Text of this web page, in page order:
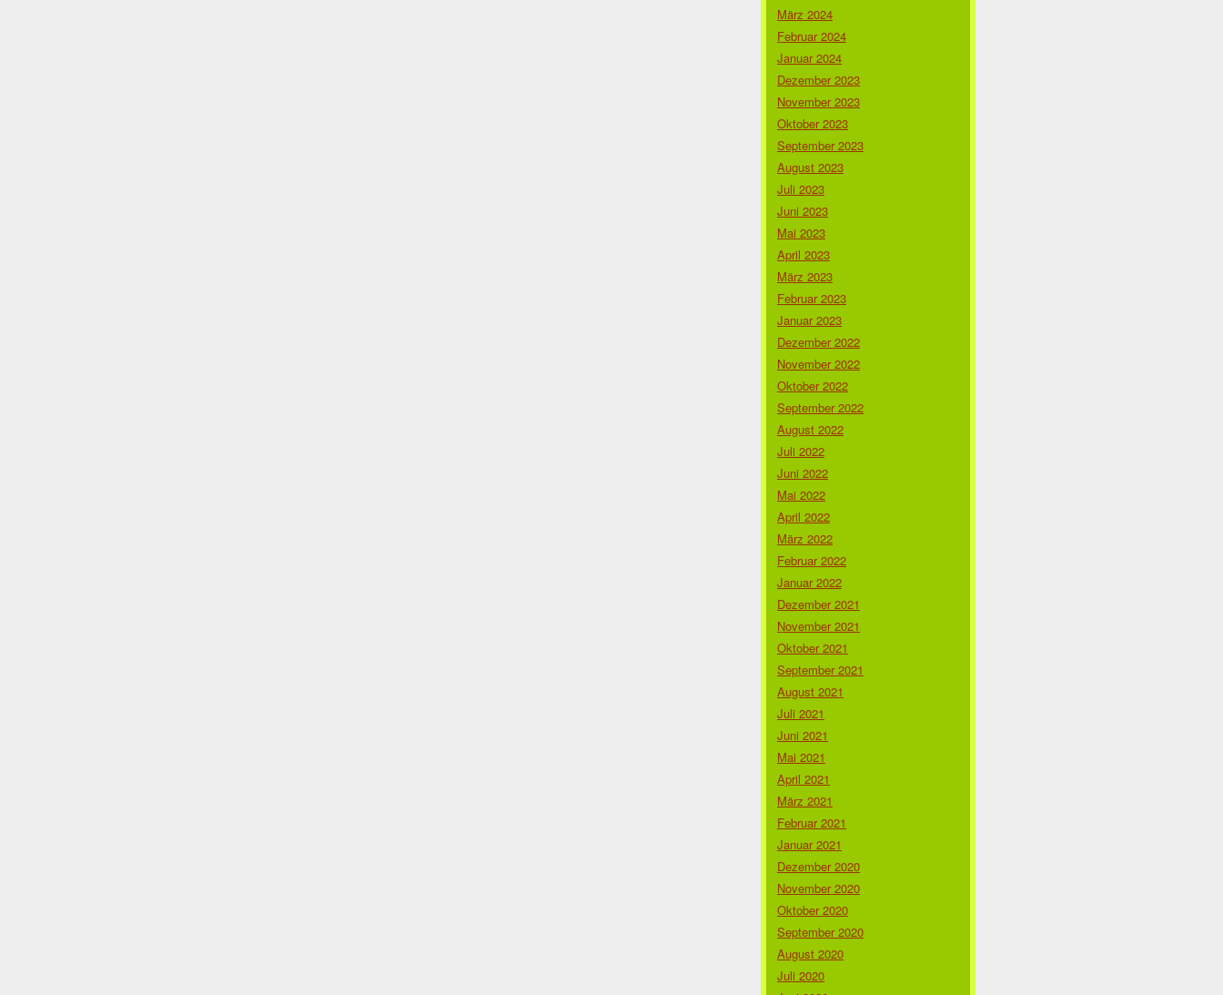
März 2024
Februar 2024
Januar 2024
Dezember 2023
November 2023
Oktober 2023
September 2023
August 2023
Juli 2023
Juni 2023
Mai 2023
April 2023
März 2023
Februar 2023
Januar 2023
Dezember 2022
November 2022
Oktober 2022
September 2022
August 2022
Juli 2022
Juni 2022
Mai 2022
April 2022
März 2022
Februar 2022
Januar 2022
Dezember 2021
November 2021
Oktober 2021
September 2021
August 2021
Juli 2021
Juni 2021
Mai 2021
April 2021
März 2021
Februar 2021
Januar 2021
Dezember 2020
November 2020
Oktober 2020
September 2020
August 2020
Juli 2020